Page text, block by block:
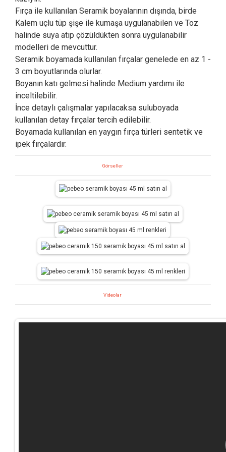
Fırça ile kullanılan Seramik boyalarının dışında, birde
Kalem uçlu tüp şişe ile kumaşa uygulanabilen ve Toz
halinde suya atıp çözüldükten sonra uygulanabilir
modelleri de mevcuttur.
Seramik boyamada kullanılan fırçalar genelede en az 1 -
3 cm boyutlarında olurlar.
Boyanın katı gelmesi halinde Medium yardımı ile
inceltilebilir.
İnce detaylı çalışmalar yapılacaksa suluboyada
kullanılan detay fırçalar tercih edilebilir.
Boyamada kullanılan en yaygın fırça türleri sentetik ve
ipek fırçalardır.
Görseller
Videolar